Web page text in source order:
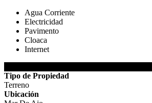
Agua Corriente
Electricidad
Pavimento
Cloaca
Internet
Tipo de Propiedad
Terreno
Ubicación